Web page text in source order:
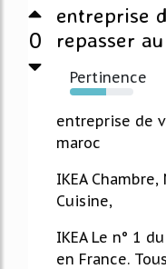
0
entreprise
repasser
Pertinence
57%
entreprise de
maroc
IKEA
Cuisine,
IKEA Le n° 1
en France.